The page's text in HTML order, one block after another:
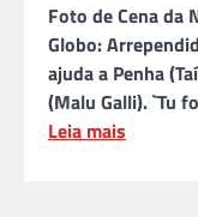
Foto de Cena da
Globo:
ajuda a Penha
(Malu Galli). `Tu
Leia mais